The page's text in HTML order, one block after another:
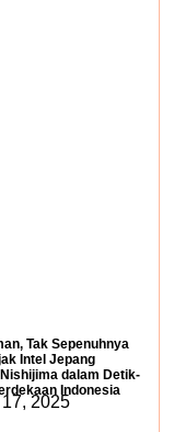
Tak Sepenuhnya
Intel Jepang
dalam Detik-
Indonesia
2025